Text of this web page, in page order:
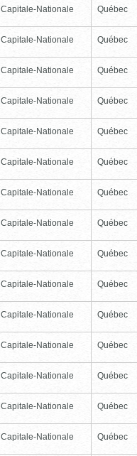
Capitale-Nationale Québec
Capitale-Nationale Québec
Capitale-Nationale Québec
Capitale-Nationale Québec
Capitale-Nationale Québec
Capitale-Nationale Québec
Capitale-Nationale Québec
Capitale-Nationale Québec
Capitale-Nationale Québec
Capitale-Nationale Québec
Capitale-Nationale Québec
Capitale-Nationale Québec
Capitale-Nationale Québec
Capitale-Nationale Québec
Capitale-Nationale Québec